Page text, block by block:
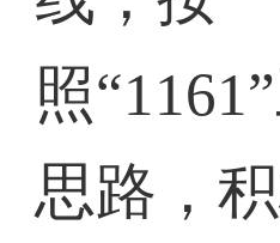
照
思路，